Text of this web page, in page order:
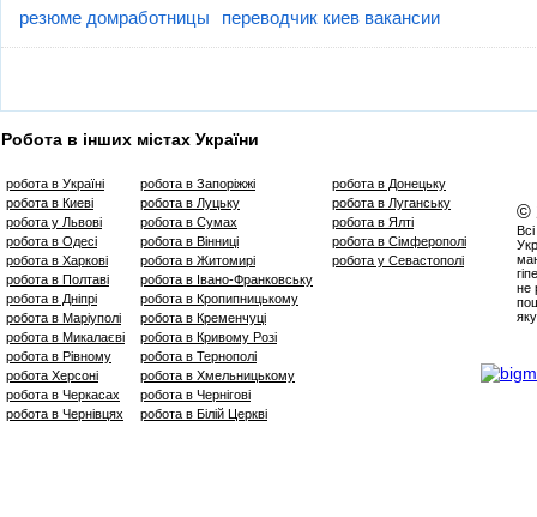
резюме домработницы
переводчик киев вакансии
Робота в інших містах України
робота в Україні
робота в Киеві
робота у Львові
робота в Одесі
робота в Харкові
робота в Полтаві
робота в Дніпрі
робота в Маріуполі
робота в Микалаєві
робота в Рівному
робота Херсоні
робота в Черкасах
робота в Чернівцях
робота в Запоріжжі
робота в Луцьку
робота в Сумах
робота в Вінниці
робота в Житомирі
робота в Івано-Франковську
робота в Кропипницькому
робота в Кременчуці
робота в Кривому Розі
робота в Тернополі
робота в Хмельницькому
робота в Чернігові
робота в Білій Церкві
робота в Донецьку
робота в Луганську
робота в Ялті
робота в Сімферополі
робота у Севастополі
©
не